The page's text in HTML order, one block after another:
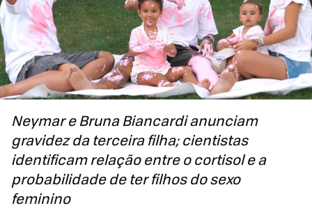
Neymar eBruna Biancardianunciam
gravidez da terceira filha; cientistas
identificam relação entre o cortisol e a
probabilidade de ter filhos do sexo
feminino